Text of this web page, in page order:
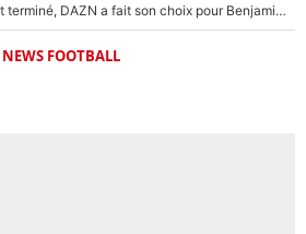
La Liga sur beIN Sports c’est terminé, DAZN a fait son choix pour Benjamin Da Silva et Omar Da Fonseca !
NEWS FOOTBALL